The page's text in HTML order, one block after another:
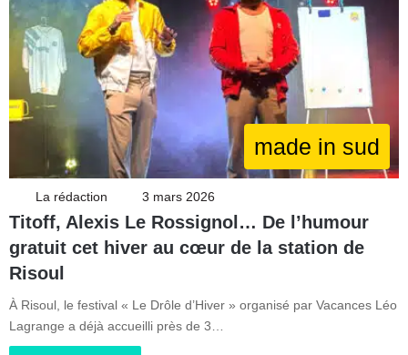
made in sud
La rédaction 3 mars 2026
Titoff, Alexis Le Rossignol… De l’humour
gratuit cet hiver au cœur de la station de
Risoul
À Risoul, le festival « Le Drôle d’Hiver » organisé par Vacances Léo
Lagrange a déjà accueilli près de 3…